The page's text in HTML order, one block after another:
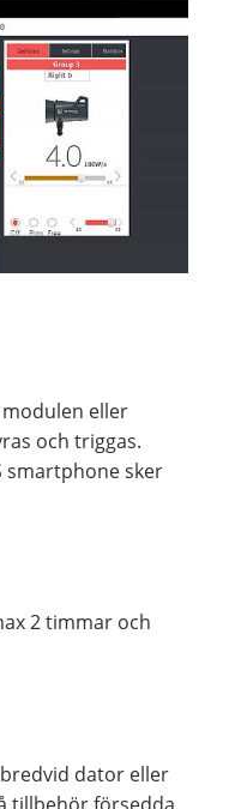
eller
och triggas.
smartphone sker
2 timmar och
dator eller
tillbehör försedda